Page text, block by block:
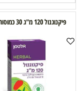
פיקנוגנול 120 מ"ג 30 כמוסות אלטמן